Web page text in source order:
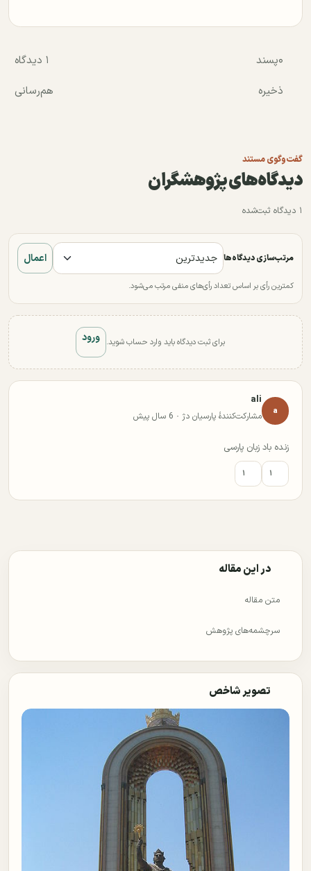
۰پسند
۱ دیدگاه
ذخیره
هم‌رسانی
گفت‌وگوی مستند
دیدگاه‌های پژوهشگران
۱ دیدگاه ثبت‌شده
مرتب‌سازی دیدگاه‌ها اعمال
کمترین رأی بر اساس تعداد رأی‌های منفی مرتب می‌شود.
برای ثبت دیدگاه باید وارد حساب شوید. ورود
a
ali
مشارکت‌کنندهٔ پارسیان دژ · 6 سال پیش
زنده باد زبان پارسی
۱ ۱
در این مقاله
متن مقاله
سرچشمه‌های پژوهش
تصویر شاخص